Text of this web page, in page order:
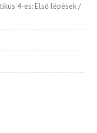
4-es: Első lépések /